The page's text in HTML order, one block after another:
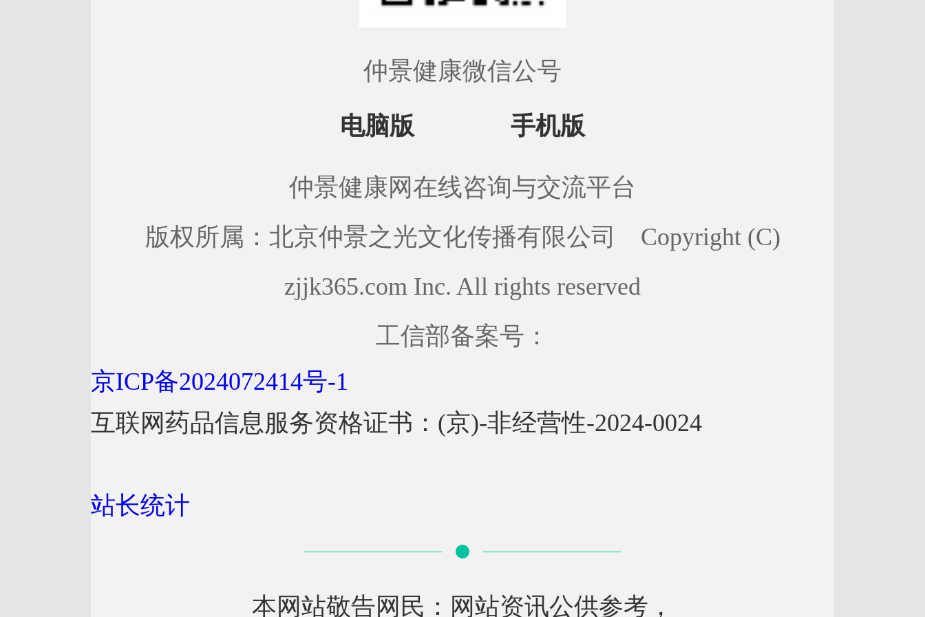
仲景健康微信公号
电脑版
手机版
仲景健康网在线咨询与交流平台
版权所属：北京仲景之光文化传播有限公司 Copyright (C)
zjjk365.com Inc. All rights reserved
工信部备案号：
京ICP备2024072414号-1
互联网药品信息服务资格证书：(京)-非经营性-2024-0024
站长统计
本网站敬告网民：网站资讯公供参考，